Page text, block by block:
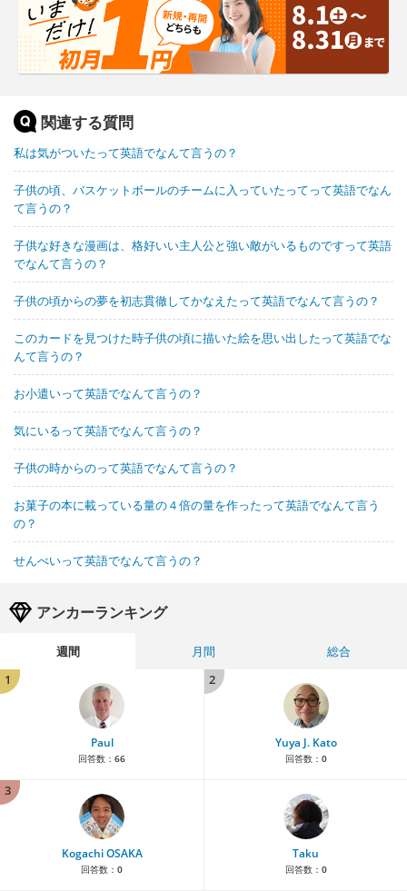
関連する質問
私は気がついたって英語でなんて言うの？
子供の頃、バスケットボールのチームに入っていたってって英語でなん
て言うの？
子供な好きな漫画は、格好いい主人公と強い敵がいるものですって英語
でなんて言うの？
子供の頃からの夢を初志貫徹してかなえたって英語でなんて言うの？
このカードを見つけた時子供の頃に描いた絵を思い出したって英語でな
んて言うの？
お小遣いって英語でなんて言うの？
気にいるって英語でなんて言うの？
子供の時からのって英語でなんて言うの？
お菓子の本に載っている量の４倍の量を作ったって英語でなんて言う
の？
せんべいって英語でなんて言うの？
アンカーランキング
週間 月間
総合
1
Paul
回答数： 66
2
Yuya J. Kato
回答数： 0
3
Kogachi OSAKA
回答数： 0
Taku
回答数： 0